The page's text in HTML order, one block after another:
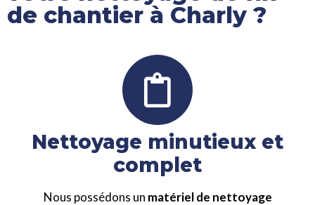
de chantier à Charly ?
Nettoyage minutieux et
complet
Nous possédons un matériel de nettoyage